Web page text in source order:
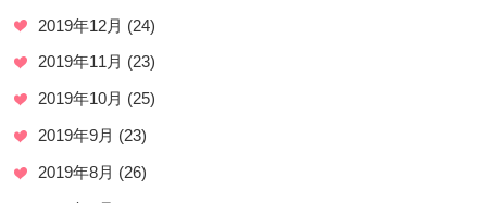
2019年12月 (24)
2019年11月 (23)
2019年10月 (25)
2019年9月 (23)
2019年8月 (26)